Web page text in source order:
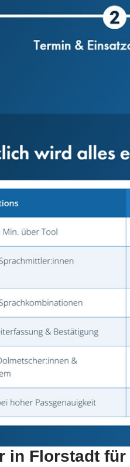
in Florstadt für